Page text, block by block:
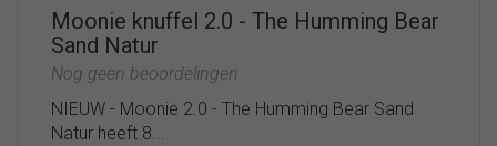
Moonie knuffel 2.0 - The Humming Bear
Sand Natur
Nog geen beoordelingen
NIEUW - Moonie 2.0 - The Humming Bear Sand
Natur heeft 8...